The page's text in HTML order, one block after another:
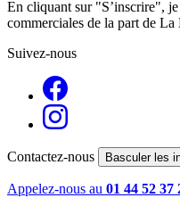
En cliquant sur "S’inscrire",
commerciales de la part de
Suivez-nous
Contactez-nous Basculer les
Appelez-nous au 01 44 52 37